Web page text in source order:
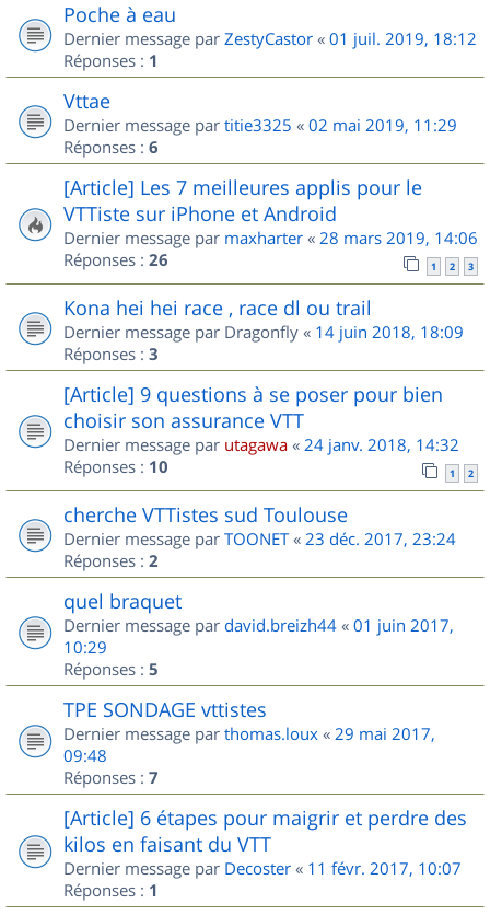
Poche à eau
Dernier message par ZestyCastor « 01 juil. 2019, 18:12
Réponses : 1
Vttae
Dernier message par titie3325 « 02 mai 2019, 11:29
Réponses : 6
[Article] Les 7 meilleures applis pour le
VTTiste sur iPhone et Android
Dernier message par maxharter « 28 mars 2019, 14:06
Réponses : 26 1 2 3
Kona hei hei race , race dl ou trail
Dernier message par Dragonfly « 14 juin 2018, 18:09
Réponses : 3
[Article] 9 questions à se poser pour bien
choisir son assurance VTT
Dernier message par utagawa « 24 janv. 2018, 14:32
Réponses : 10 1 2
cherche VTTistes sud Toulouse
Dernier message par TOONET« 23 déc. 2017, 23:24
Réponses : 2
quel braquet
Dernier message par david.breizh44 « 01 juin 2017,
10:29
Réponses : 5
TPE SONDAGE vttistes
Dernier message par thomas.loux « 29 mai 2017,
09:48
Réponses : 7
[Article] 6 étapes pour maigrir et perdre des
kilos en faisant du VTT
Dernier message par Decoster « 11 févr. 2017, 10:07
Réponses : 1